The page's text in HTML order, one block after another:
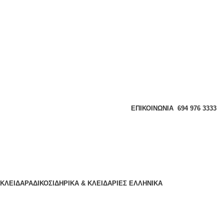
ΕΠΙΚΟΙΝΩΝΊΑ 694 976 3333
ΚΛΕΙΔΑΡΑΔΙΚΟΣΙΔΗΡΙΚΑ & ΚΛΕΙΔΑΡΙΕΣ ΕΛΛΗΝΙΚΆ